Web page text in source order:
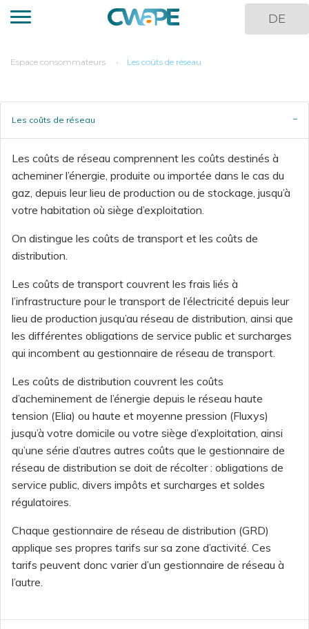
Aller
au
principal
DE
You
here
Espace consommateurs Les coûts de réseau
Les coûts de réseau
Les coûts de réseau comprennent les coûts destinés à
acheminer l’énergie, produite ou importée dans le cas du
gaz, depuis leur lieu de production ou de stockage, jusqu’à
votre habitation où siège d’exploitation.
On distingue les coûts de transport et les coûts de
distribution.
Les coûts de transport couvrent les frais liés à
l’infrastructure pour le transport de l’électricité depuis leur
lieu de production jusqu’au réseau de distribution, ainsi que
les différentes obligations de service public et surcharges
qui incombent au gestionnaire de réseau de transport.
Les coûts de distribution couvrent les coûts
d’acheminement de l’énergie depuis le réseau haute
tension (Elia) ou haute et moyenne pression (Fluxys)
jusqu’à votre domicile ou votre siège d’exploitation, ainsi
qu’une série d’autres autres coûts que le gestionnaire de
réseau de distribution se doit de récolter : obligations de
service public, divers impôts et surcharges et soldes
régulatoires.
Chaque gestionnaire de réseau de distribution (GRD)
applique ses propres tarifs sur sa zone d’activité. Ces
tarifs peuvent donc varier d’un gestionnaire de réseau à
l’autre.